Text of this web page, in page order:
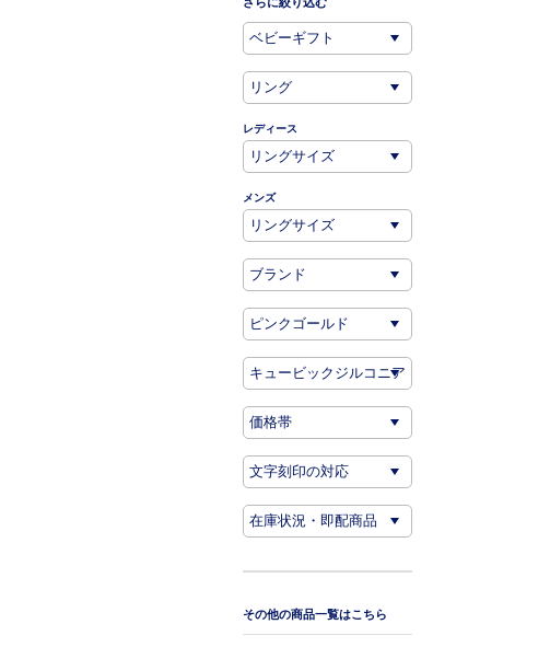
レディース
メンズ
その他の商品一覧はこちら